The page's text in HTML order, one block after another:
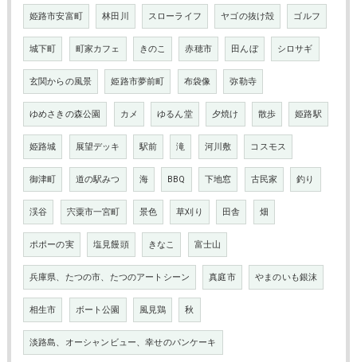
姫路市安富町 林田川 スローライフ ヤゴの抜け殻 ゴルフ
城下町 町家カフェ きのこ 赤穂市 田んぼ シロサギ
玄関からの風景 姫路市夢前町 布袋像 弥勒寺
ゆめさきの森公園 カメ ゆるん堂 夕焼け 散歩 姫路駅
姫路城 展望デッキ 駅前 滝 河川敷 コスモス
御津町 道の駅みつ 海 BBQ 下地窓 古民家 釣り
渓谷 宍粟市一宮町 景色 草刈り 田舎 畑
ポポーの実 塩見饅頭 きなこ 富士山
兵庫県、たつの市、たつのアートシーン 真庭市 やまのいも銀沫
相生市 ボート公園 風見鶏 秋
淡路島、オーシャンビュー、幸せのパンケーキ